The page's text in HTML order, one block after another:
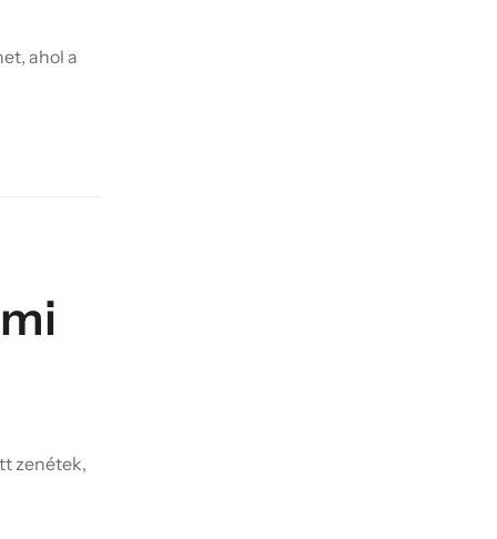
ahol a
zenétek,